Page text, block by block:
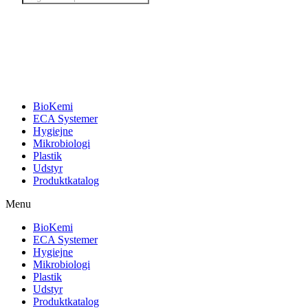
search
BioKemi
ECA Systemer
Hygiejne
Mikrobiologi
Plastik
Udstyr
Produktkatalog
Menu
BioKemi
ECA Systemer
Hygiejne
Mikrobiologi
Plastik
Udstyr
Produktkatalog